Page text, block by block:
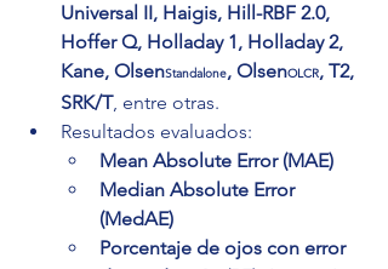
Universal II, Haigis, Hill-RBF 2.0,
Hoffer Q, Holladay 1, Holladay 2,
Kane, OlsenStandalone, OlsenOLCR, T2,
SRK/T, entre otras.
Resultados evaluados:
Mean Absolute Error (MAE)
Median Absolute Error
(MedAE)
Porcentaje de ojos con error